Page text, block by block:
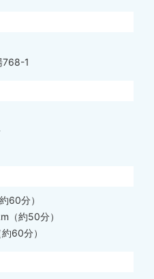
768-1
60分）
（約50分）
60分）